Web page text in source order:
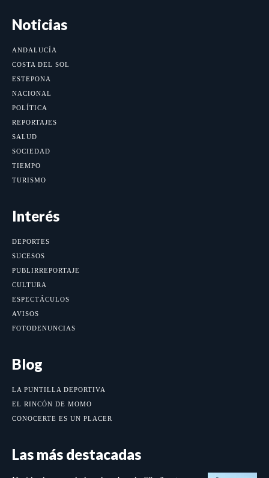
Noticias
ANDALUCÍA
COSTA DEL SOL
ESTEPONA
NACIONAL
POLÍTICA
REPORTAJES
SALUD
SOCIEDAD
TIEMPO
TURISMO
Interés
DEPORTES
SUCESOS
PUBLIRREPORTAJE
CULTURA
ESPECTÁCULOS
AVISOS
FOTODENUNCIAS
Blog
LA PUNTILLA DEPORTIVA
EL RINCÓN DE MOMO
CONOCERTE ES UN PLACER
Las más destacadas